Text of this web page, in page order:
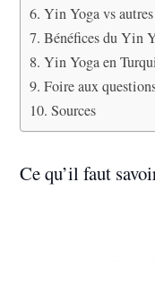
Yin Yoga vs
Bénéfices du Yin
Yin Yoga en
Foire aux
Sources
Ce qu’il faut